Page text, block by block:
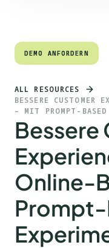
DEMO ANFORDERN
DEMO ANFORDERN
ALL RESOURCES
BESSERE CUSTOMER
– MIT PROMPT-
Bessere
Online-